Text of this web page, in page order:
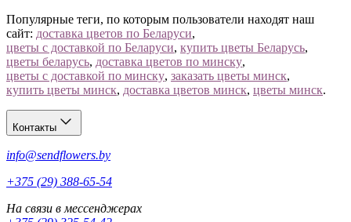
Популярные теги, по которым пользователи находят наш
сайт: доставка цветов по Беларуси,
цветы с доставкой по Беларуси, купить цветы Беларусь,
цветы беларусь, доставка цветов по минску,
цветы с доставкой по минску, заказать цветы минск,
купить цветы минск, доставка цветов минск, цветы минск.
Контакты
info@sendflowers.by
+375 (29) 388-65-54
На связи в мессенджерах